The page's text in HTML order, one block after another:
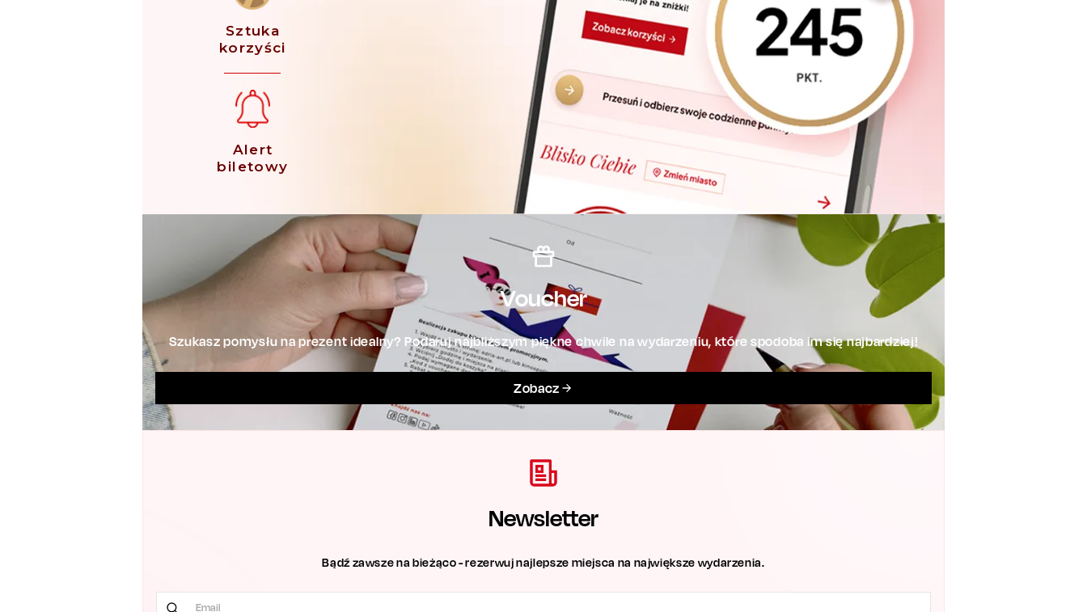
Sztuka
korzyści
Alert
biletowy
Voucher
Szukasz pomysłu na prezent idealny? Podaruj najbliższym piękne chwile na wydarzeniu, które spodoba im się najbardziej!
Zobacz
Newsletter
Bądź zawsze na bieżąco - rezerwuj najlepsze miejsca na największe wydarzenia.